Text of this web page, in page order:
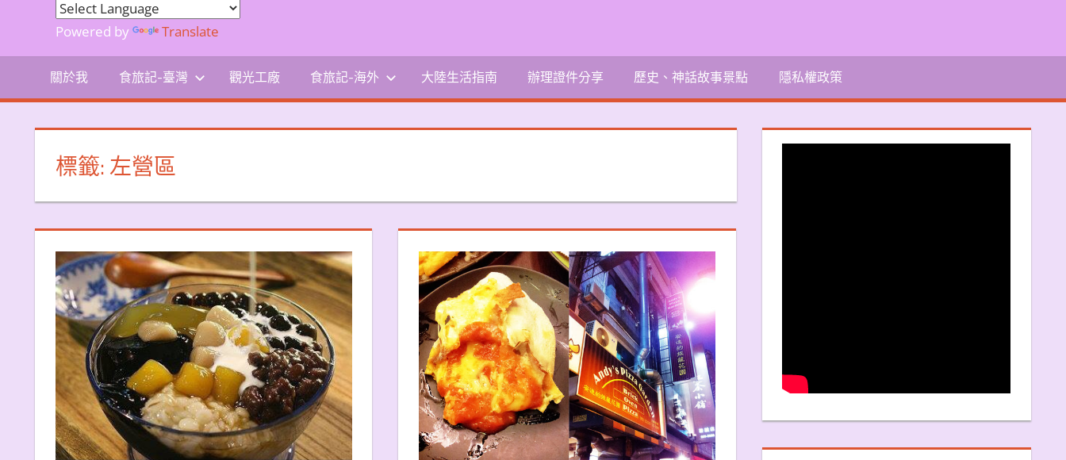
Powered by Translate
關於我 食旅記-臺灣 觀光工廠 食旅記-海外 大陸生活指南 辦理證件分享 歷史、神話故事景點 隱私權政策
標籤:左營區